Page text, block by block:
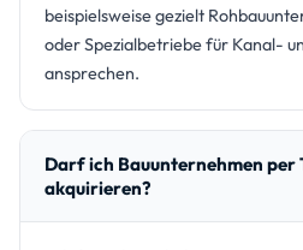
beispielsweise gezielt
oder Spezialbetriebe für Kanal-
ansprechen.
Darf ich Bauunternehmen per
akquirieren?